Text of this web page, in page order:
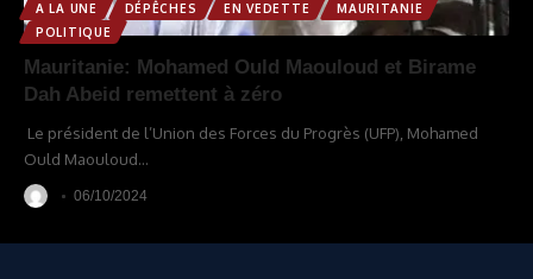
A LA UNE DÉPÊCHES EN VEDETTE
MAURITANIE
POLITIQUE
Mauritanie: Mohamed Ould Maouloud et Birame
Dah Abeid remettent à zéro
Le président de l’Union des Forces du Progrès (UFP), Mohamed
Ould Maouloud…
06/10/2024